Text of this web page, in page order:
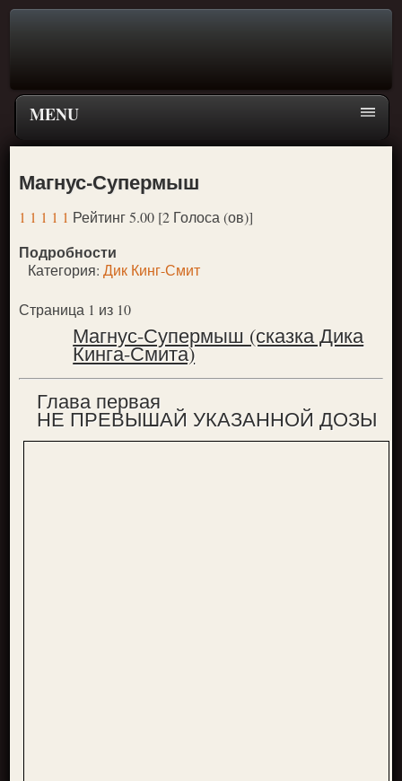
MENU
Главная страница
Поиск
ПЕРЕЙТИ К ГЛАВНОМУ МЕНЮ СКАЗОК
Новое
Магнус-Супермыш
1 1 1 1 1 Рейтинг 5.00 [2 Голоса (ов)]
Подробности
Категория:Дик Кинг-Смит
Страница 1 из 10
Магнус-Супермыш (сказка Дика
Кинга-Смита)
Глава первая
НЕ ПРЕВЫШАЙ УКАЗАННОЙ ДОЗЫ